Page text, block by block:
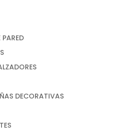
PARED
DECORATIVAS